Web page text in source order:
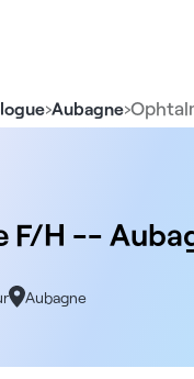
›Aubagne›
F/H --
Aubagne